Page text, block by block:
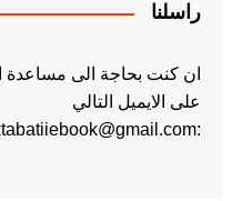
راسلنا
ان كنت بحاجة الى مساعدة
على الايميل التالي
:maktabatiiebook@gmail.com